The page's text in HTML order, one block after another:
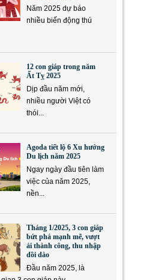
Năm 2025 dự báo
nhiều biến động thú
12 con giáp trong năm
Ất Tỵ 2025
Dịp đầu năm mới,
nhiều người Việt có
thói...
Agoda tiết lộ 6 Xu hướng
Du lịch năm 2025
Ngay ngày đầu tiên làm
việc của năm 2025,
nền...
Tháng 1/2025, 3 con giáp
bứt phá mạnh mẽ, vượt
ải thành công, thu nhập
dồi dào
Đầu năm 2025, là